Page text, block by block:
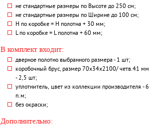
не стандартные размеры по Высоте до 250 см;
не стандартные размеры по Ширине до 100 см;
H по коробке = Н полотна + 30 мм;
L по коробке = L полотна + 60 мм;
В комплект входит:
дверное полотно выбранного размера - 1 шт;
коробочный брус, размер 70х34х2100/ четв.41 мм
- 2,5 шт;
уплотнитель, цвет из коллекции производителя - 6
п.м;
без окраски;
Дополнительно: